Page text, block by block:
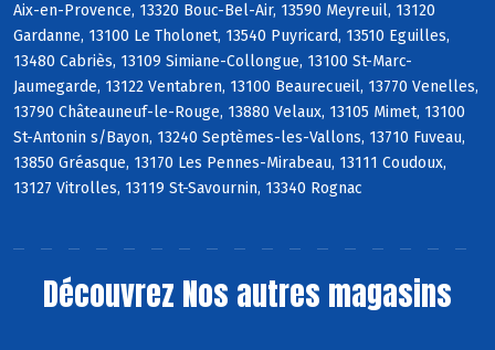
Aix-en-Provence, 13320 Bouc-Bel-Air, 13590 Meyreuil, 13120
Gardanne, 13100 Le Tholonet, 13540 Puyricard, 13510 Eguilles,
13480 Cabriès, 13109 Simiane-Collongue, 13100 St-Marc-
Jaumegarde, 13122 Ventabren, 13100 Beaurecueil, 13770 Venelles,
13790 Châteauneuf-le-Rouge, 13880 Velaux, 13105 Mimet, 13100
St-Antonin s/Bayon, 13240 Septèmes-les-Vallons, 13710 Fuveau,
13850 Gréasque, 13170 Les Pennes-Mirabeau, 13111 Coudoux,
13127 Vitrolles, 13119 St-Savournin, 13340 Rognac
Découvrez Nos autres magasins